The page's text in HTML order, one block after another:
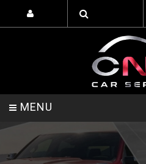
MENU
TRANG CHỦ DỊCH VỤ